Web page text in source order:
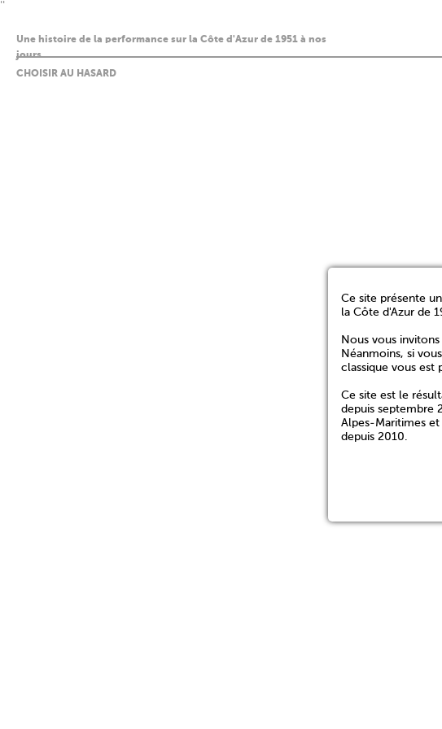
''
Une histoire de la performance sur la Côte d'Azur de 1951 à nos
jours
CHOISIR AU HASARD
Ce site présente
la Côte d'Azur de
Nous vous
Néanmoins, si
classique vous est
Ce site est le
depuis septembre
Alpes-Maritimes
depuis 2010.